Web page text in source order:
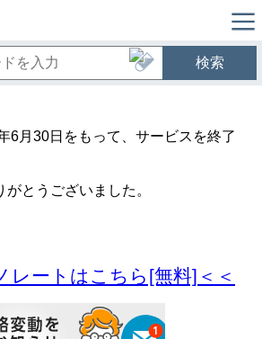
検索
6月30日をもって、サービスを終了
とうございました。
レートはこちら[無料]＜＜